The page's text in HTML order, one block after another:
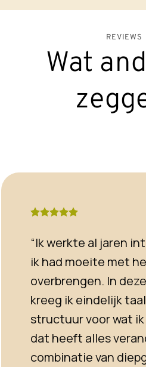
REVIEWS
Wat
“Ik werkte al jaren
ik had moeite met
overbrengen. In
kreeg ik eindelijk
structuur voor wat
dat heeft alles
combinatie van